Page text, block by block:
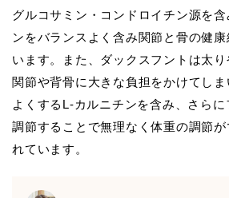
グルコサミン・コンドロイチン源を
ンをバランスよく含み関節と骨の健
います。また、ダックスフントは太
関節や背骨に大きな負担をかけてし
よくするL-カルニチンを含み、さら
調節することで無理なく体重の調節
れています。